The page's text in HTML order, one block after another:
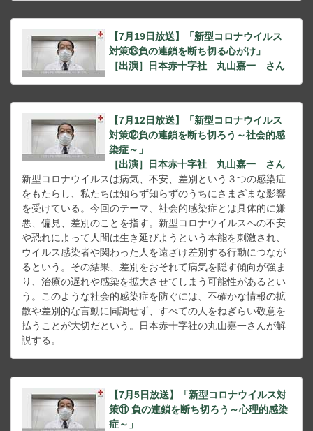
【7月19日放送】「新型コロナウイルス
対策⑬負の連鎖を断ち切る心がけ」
［出演］日本赤十字社 丸山嘉一 さん
【7月12日放送】「新型コロナウイルス
対策⑫負の連鎖を断ち切ろう～社会的感
染症～」
［出演］日本赤十字社 丸山嘉一 さん
新型コロナウイルスは病気、不安、差別という３つの感染症
をもたらし、私たちは知らず知らずのうちにさまざまな影響
を受けている。今回のテーマ、社会的感染症とは具体的に嫌
悪、偏見、差別のことを指す。新型コロナウイルスへの不安
や恐れによって人間は生き延びようという本能を刺激され、
ウイルス感染者や関わった人を遠ざけ差別する行動につなが
るという。その結果、差別をおそれて病気を隠す傾向が強ま
り、治療の遅れや感染を拡大させてしまう可能性があるとい
う。このような社会的感染症を防ぐには、不確かな情報の拡
散や差別的な言動に同調せず、すべての人をねぎらい敬意を
払うことが大切だという。日本赤十字社の丸山嘉一さんが解
説する。
【7月5日放送】「新型コロナウイルス対
策⑪ 負の連鎖を断ち切ろう～心理的感染
症～」